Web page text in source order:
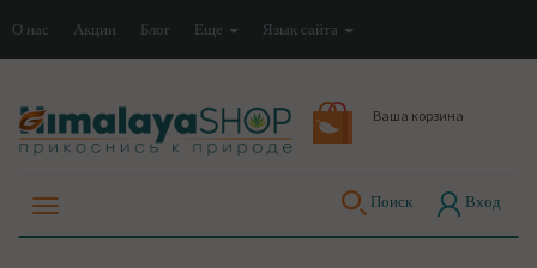
О нас Акции Блог Еще Язык сайта
Ваша корзина
Поиск Вход